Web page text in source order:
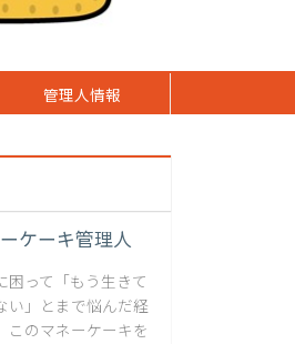
管理人情報
ケーキ管理人
困って「もう生きて
い」とまで悩んだ経
このマネーケーキを